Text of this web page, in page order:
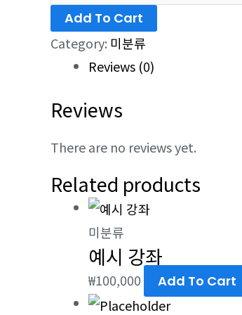
Add To Cart
Category: 미분류
Reviews (0)
Reviews
There are no reviews yet.
Related products
미분류
예시 강좌
₩100,000 Add To Cart